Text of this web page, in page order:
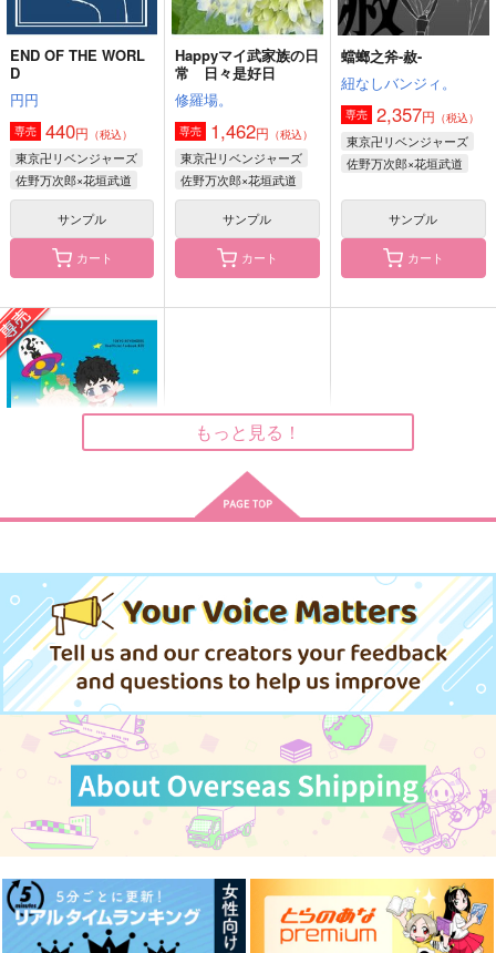
END OF THE WORL
D
円円
専売 440円 （税込）
東京卍リベンジャーズ
佐野万次郎×花垣武道
サンプル
カート
Happyマイ武家族の日
常 日々是好日
修羅場。
専売 1,462円 （税込）
東京卍リベンジャーズ
佐野万次郎×花垣武道
サンプル
カート
蟷螂之斧-赦-
紐なしバンジィ。
専売 2,357円 （税込）
東京卍リベンジャーズ
佐野万次郎×花垣武道
サンプル
カート
Because You Stayed-
shiro5o
セール中 専売
330円（税込）
東京卍リベンジャーズ
佐野万次郎×花垣武道
サンプル
カート
もっと見る！